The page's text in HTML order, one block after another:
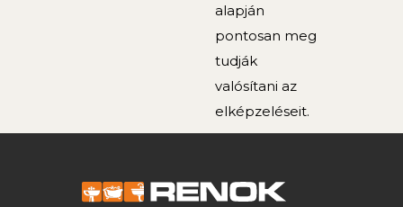
alapján
pontosan meg
tudják
valósítani az
elképzeléseit.